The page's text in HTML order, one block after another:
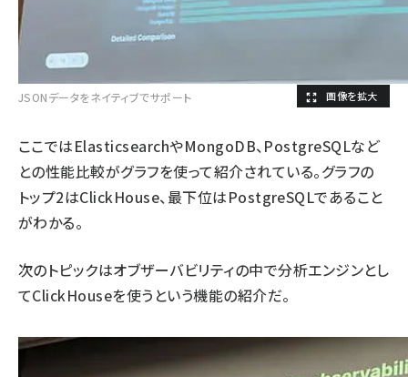
JSONデータをネイティブでサポート
ここではElasticsearchやMongoDB、PostgreSQLなど
との性能比較がグラフを使って紹介されている。グラフの
トップ2はClickHouse、最下位はPostgreSQLであること
がわかる。
次のトピックはオブザーバビリティの中で分析エンジンとし
てClickHouseを使うという機能の紹介だ。